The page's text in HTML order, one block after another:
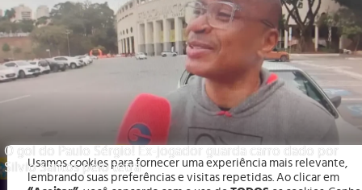
O gol do Paulo Sérgio! Ex-jogador guarda carro dado por
Silvio Santos pelo tetra
Usamos cookies para fornecer uma experiência mais relevante,
lembrando suas preferências e visitas repetidas. Ao clicar em